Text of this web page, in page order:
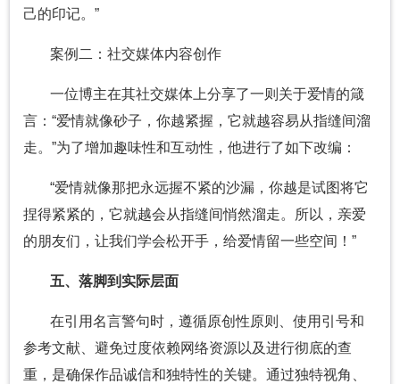
己的印记。”
案例二：社交媒体内容创作
一位博主在其社交媒体上分享了一则关于爱情的箴
言：“爱情就像砂子，你越紧握，它就越容易从指缝间溜
走。”为了增加趣味性和互动性，他进行了如下改编：
“爱情就像那把永远握不紧的沙漏，你越是试图将它
捏得紧紧的，它就越会从指缝间悄然溜走。所以，亲爱
的朋友们，让我们学会松开手，给爱情留一些空间！”
五、落脚到实际层面
在引用名言警句时，遵循原创性原则、使用引号和
参考文献、避免过度依赖网络资源以及进行彻底的查
重，是确保作品诚信和独特性的关键。通过独特视角、